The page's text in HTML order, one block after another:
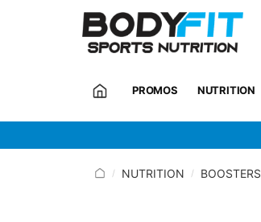
Panneau de gestion des cookies
PROMOS NUTRITION
/ NUTRITION / BOOSTERS